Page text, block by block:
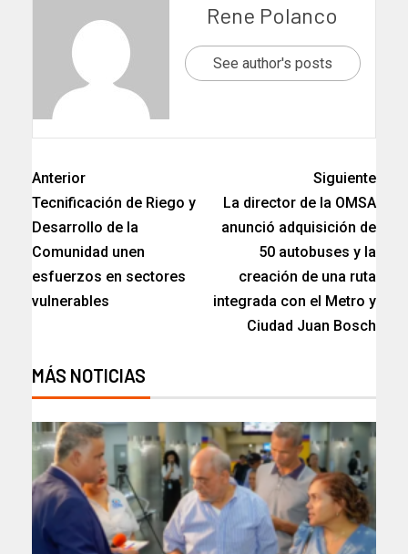
Rene Polanco
See author's posts
Anterior
Tecnificación de Riego y
Desarrollo de la
Comunidad unen
esfuerzos en sectores
vulnerables
Siguiente
La director de la OMSA
anunció adquisición de
50 autobuses y la
creación de una ruta
integrada con el Metro y
Ciudad Juan Bosch
MÁS NOTICIAS